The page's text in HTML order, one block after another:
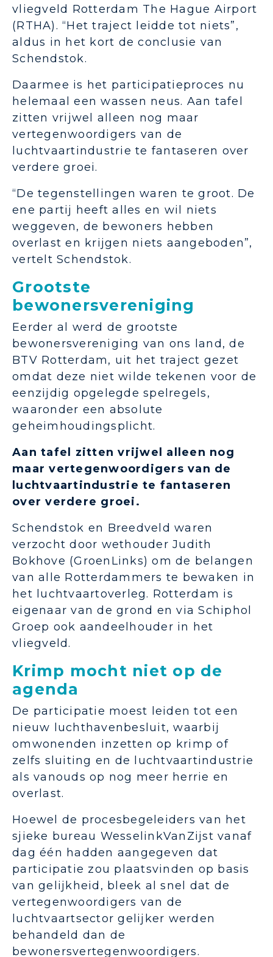
vliegveld Rotterdam The Hague Airport
(RTHA). “Het traject leidde tot niets”,
aldus in het kort de conclusie van
Schendstok.
Daarmee is het participatieproces nu
helemaal een wassen neus. Aan tafel
zitten vrijwel alleen nog maar
vertegenwoordigers van de
luchtvaartindustrie te fantaseren over
verdere groei.
“De tegenstellingen waren te groot. De
ene partij heeft alles en wil niets
weggeven, de bewoners hebben
overlast en krijgen niets aangeboden”,
vertelt Schendstok.
Grootste
bewonersvereniging
Eerder al werd de grootste
bewonersvereniging van ons land, de
BTV Rotterdam, uit het traject gezet
omdat deze niet wilde tekenen voor de
eenzijdig opgelegde spelregels,
waaronder een absolute
geheimhoudingsplicht.
Aan tafel zitten vrijwel alleen nog
maar vertegenwoordigers van de
luchtvaartindustrie te fantaseren
over verdere groei.
Schendstok en Breedveld waren
verzocht door wethouder Judith
Bokhove (GroenLinks) om de belangen
van alle Rotterdammers te bewaken in
het luchtvaartoverleg. Rotterdam is
eigenaar van de grond en via Schiphol
Groep ook aandeelhouder in het
vliegveld.
Krimp mocht niet op de
agenda
De participatie moest leiden tot een
nieuw luchthavenbesluit, waarbij
omwonenden inzetten op krimp of
zelfs sluiting en de luchtvaartindustrie
als vanouds op nog meer herrie en
overlast.
Hoewel de procesbegeleiders van het
sjieke bureau WesselinkVanZijst vanaf
dag één hadden aangegeven dat
participatie zou plaatsvinden op basis
van gelijkheid, bleek al snel dat de
vertegenwoordigers van de
luchtvaartsector gelijker werden
behandeld dan de
bewonersvertegenwoordigers.